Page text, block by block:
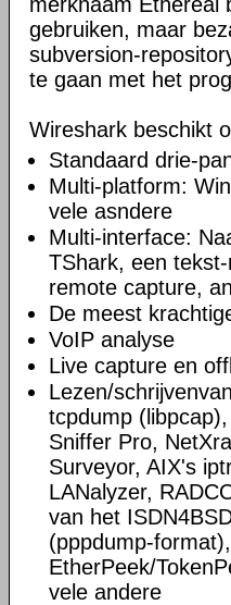
gebruiken, maar
subversion-
te gaan met het
Wireshark beschikt
Standaard drie-
Multi-platform:
vele asndere
Multi-interface:
TShark, een
remote capture,
De meest
VoIP analyse
Live capture en
Lezen/
tcpdump
Sniffer Pro,
Surveyor, AIX's
LANalyzer,
van het
(pppdump-
EtherPeek/
vele andere